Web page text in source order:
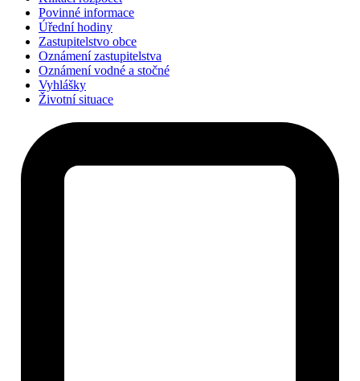
Povinné informace
Úřední hodiny
Zastupitelstvo obce
Oznámení zastupitelstva
Oznámení vodné a stočné
Vyhlášky
Životní situace